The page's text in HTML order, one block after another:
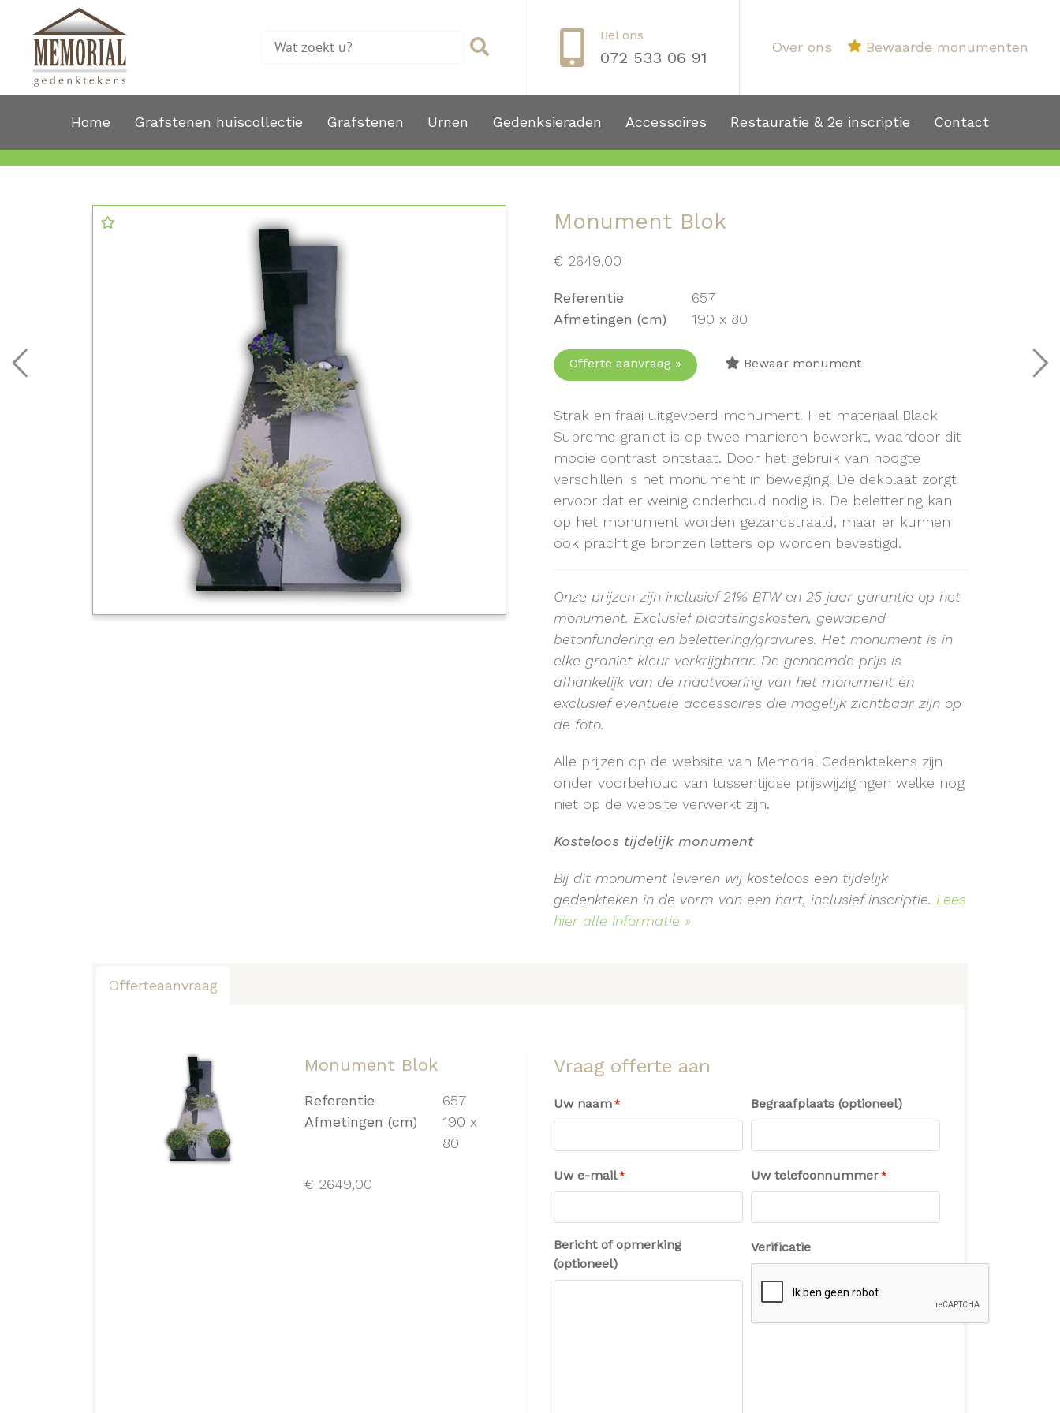
Bel ons
072 533 06 91
Over ons Bewaarde monumenten
Home Grafstenen huiscollectie Grafstenen Urnen Gedenksieraden Accessoires Restauratie & 2e inscriptie Contact
Monument Blok
€ 2649,00
Referentie
657
Afmetingen (cm)
190 x 80
Offerte aanvraag » Bewaar monument
Strak en fraai uitgevoerd monument. Het materiaal Black
Supreme graniet is op twee manieren bewerkt, waardoor dit
mooie contrast ontstaat. Door het gebruik van hoogte
verschillen is het monument in beweging. De dekplaat zorgt
ervoor dat er weinig onderhoud nodig is. De belettering kan
op het monument worden gezandstraald, maar er kunnen
ook prachtige bronzen letters op worden bevestigd.
Onze prijzen zijn inclusief 21% BTW en 25 jaar garantie op het
monument. Exclusief plaatsingskosten, gewapend
betonfundering en belettering/gravures. Het monument is in
elke graniet kleur verkrijgbaar. De genoemde prijs is
afhankelijk van de maatvoering van het monument en
exclusief eventuele accessoires die mogelijk zichtbaar zijn op
de foto.
Alle prijzen op de website van Memorial Gedenktekens zijn
onder voorbehoud van tussentijdse prijswijzigingen welke nog
niet op de website verwerkt zijn.
Kosteloos tijdelijk monument
Bij dit monument leveren wij kosteloos een tijdelijk
gedenkteken in de vorm van een hart, inclusief inscriptie. Lees
hier alle informatie »
Offerteaanvraag
Monument Blok
Referentie
657
Afmetingen (cm)
190 x
80
€ 2649,00
Vraag offerte aan
Uw naam * Begraafplaats (optioneel)
Uw e-mail * Uw telefoonnummer *
Bericht of opmerking
(optioneel)
Verificatie